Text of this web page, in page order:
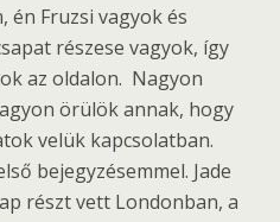
én Fruzsi vagyok és
részese vagyok, így
az oldalon. Nagyon
örülök annak, hogy
velük kapcsolatban.
bejegyzésemmel. Jade
részt vett Londonban, a